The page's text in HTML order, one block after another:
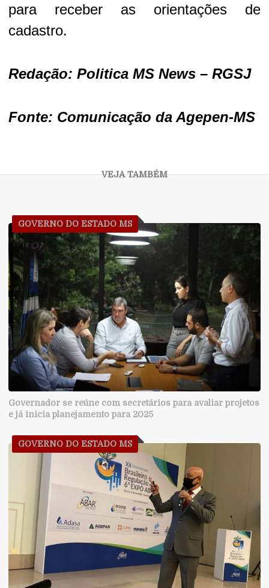
para receber as orientações de
cadastro.
Redação: Politica MS News – RGSJ
Fonte: Comunicação da Agepen-MS
GOVERNO DO ESTADO MS
Governador se reúne com secretários para avaliar projetos
e já inicia planejamento para 2025
GOVERNO DO ESTADO MS